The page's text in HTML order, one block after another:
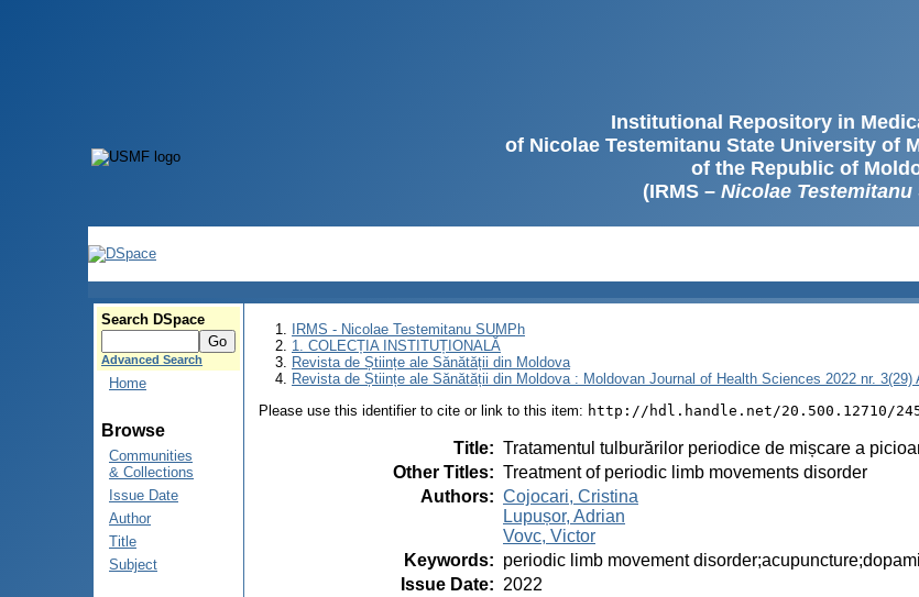
Institutional Repository in
of Nicolae Testemitanu State University of
of the Republic of
(IRMS – Nicolae Testemitanu
Search DSpace
Advanced Search
Home
Browse
Communities
& Collections
Issue Date
Author
Title
Subject
IRMS - Nicolae Testemitanu SUMPh
1. COLECȚIA INSTITUȚIONALĂ
Revista de Științe ale Sănătății din Moldova
Revista de Științe ale Sănătății din Moldova : Moldovan Journal of Health Sciences 2022 nr. 3(29)
Please use this identifier to cite or link to this item: http://hdl.handle.net/20.500.12710/
Title: Tratamentul tulburărilor periodice de mișcare a
Other Titles: Treatment of periodic limb movements disorder
Authors: Cojocari, Cristina
Lupușor, Adrian
Vovc, Victor
Keywords: periodic limb movement
Issue Date: 2022